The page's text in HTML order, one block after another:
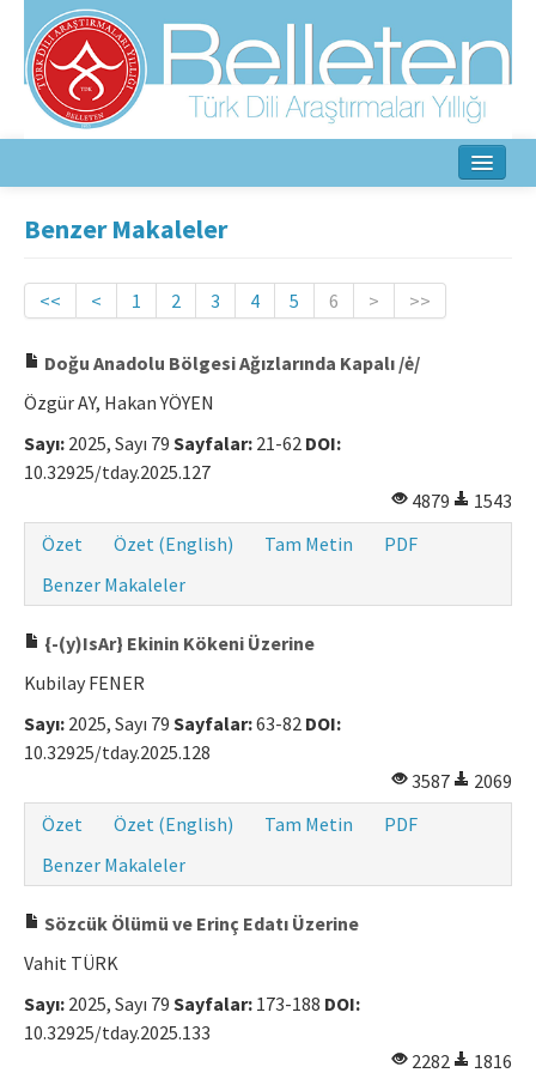
Amaç ve Kapsam
Yayın Kurulu
Yazarlar İçin
Etik İlkeler
İletişim
Makale Gönder
ISSN: 0564-5050 · e-ISSN: 2651-5113
Benzer Makaleler
<< < 1 2 3 4 5 6 > >>
Doğu Anadolu Bölgesi Ağızlarında Kapalı /ė/
Özgür AY, Hakan YÖYEN
Sayı: 2025, Sayı 79 Sayfalar: 21-62 DOI:
10.32925/tday.2025.127
4879
1543
Özet
Özet (English) Tam Metin
PDF
Benzer Makaleler
{-(y)IsAr} Ekinin Kökeni Üzerine
Kubilay FENER
Sayı: 2025, Sayı 79 Sayfalar:63-82 DOI:
10.32925/tday.2025.128
3587
2069
Özet
Özet (English) Tam Metin
PDF
Benzer Makaleler
Sözcük Ölümü ve Erinç Edatı Üzerine
Vahit TÜRK
Sayı: 2025, Sayı 79 Sayfalar: 173-188 DOI:
10.32925/tday.2025.133
2282
1816